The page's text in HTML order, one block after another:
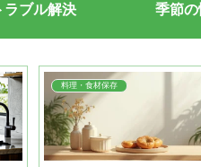
ラブル解決 季節
料理・食材保存